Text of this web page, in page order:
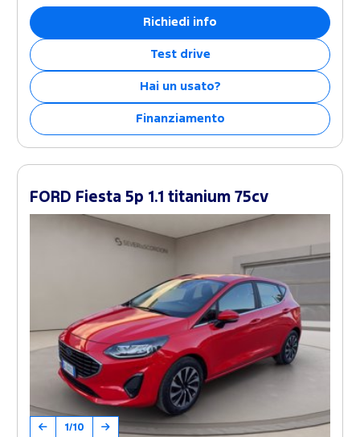
Richiedi info
Test drive
Hai un usato?
Finanziamento
FORD Fiesta 5p 1.1 titanium 75cv
1/10